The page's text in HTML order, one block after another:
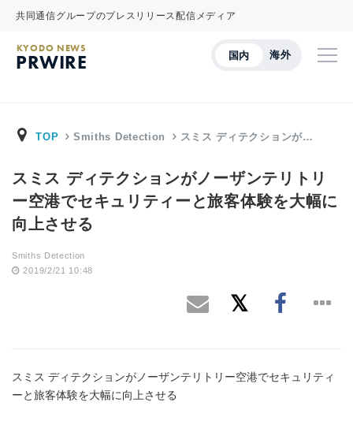
共同通信グループのプレスリリース配信メディア
国内 海外
KYODO NEWS
PRWIRE
TOP Smiths Detection スミス ディテクションが…
スミス ディテクションがノーザンテリトリ
ー空港でセキュリティーと旅客体験を大幅に
向上させる
Smiths Detection
2019/2/21 10:48
スミス ディテクションがノーザンテリトリー空港でセキュリティ
ーと旅客体験を大幅に向上させる